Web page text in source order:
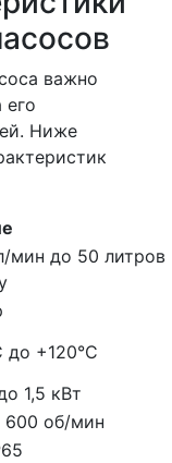
важно
Ниже
мин до 50 литров
до +120°C
1,5 кВт
600 об/мин